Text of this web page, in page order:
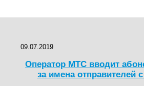
09.07.2019
Оператор МТС вводит
за имена отправителей с